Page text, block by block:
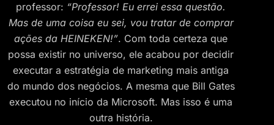
professor: “Professor! Eu errei essa questão.
Mas de uma coisa eu sei, vou tratar de comprar
ações da HEINEKEN!”. Com toda certeza que
possa existir no universo, ele acabou por decidir
executar a estratégia de marketing mais antiga
do mundo dos negócios. A mesma que Bill Gates
executou no início da Microsoft. Mas isso é uma
outra história.